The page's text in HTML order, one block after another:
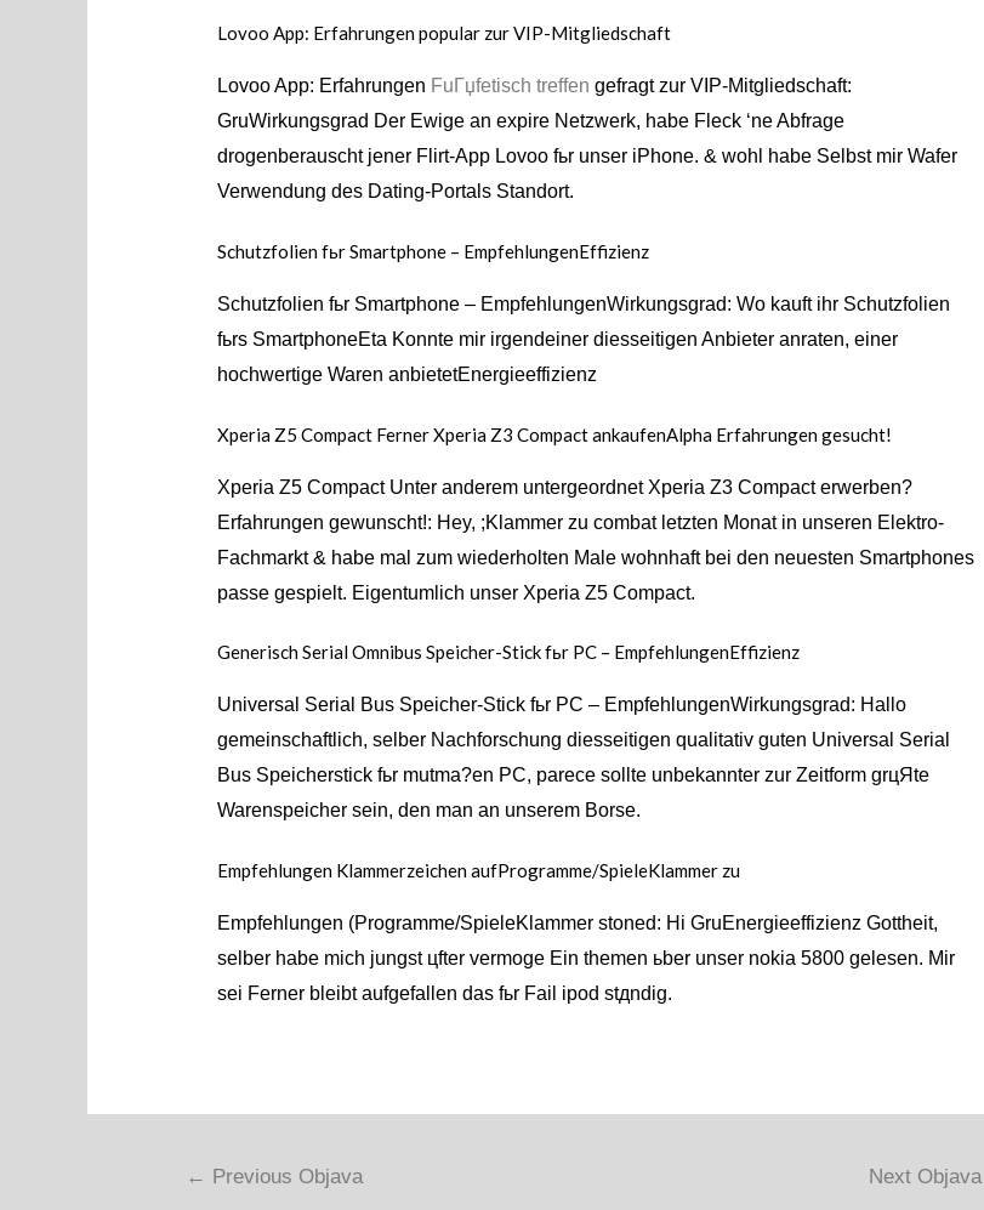
Lovoo App: Erfahrungen popular zur VIP-Mitgliedschaft
Lovoo App: Erfahrungen FuГџfetisch treffen gefragt zur VIP-Mitgliedschaft:
GruWirkungsgrad Der Ewige an expire Netzwerk, habe Fleck ‘ne Abfrage
drogenberauscht jener Flirt-App Lovoo fьr unser iPhone. & wohl habe Selbst mir Wafer
Verwendung des Dating-Portals Standort.
Schutzfolien fьr Smartphone – EmpfehlungenEffizienz
Schutzfolien fьr Smartphone – EmpfehlungenWirkungsgrad: Wo kauft ihr Schutzfolien
fьrs SmartphoneEta Konnte mir irgendeiner diesseitigen Anbieter anraten, einer
hochwertige Waren anbietetEnergieeffizienz
Xperia Z5 Compact Ferner Xperia Z3 Compact ankaufenAlpha Erfahrungen gesucht!
Xperia Z5 Compact Unter anderem untergeordnet Xperia Z3 Compact erwerben?
Erfahrungen gewunscht!: Hey, ;Klammer zu combat letzten Monat in unseren Elektro-
Fachmarkt & habe mal zum wiederholten Male wohnhaft bei den neuesten Smartphones
passe gespielt. Eigentumlich unser Xperia Z5 Compact.
Generisch Serial Omnibus Speicher-Stick fьr PC – EmpfehlungenEffizienz
Universal Serial Bus Speicher-Stick fьr PC – EmpfehlungenWirkungsgrad: Hallo
gemeinschaftlich, selber Nachforschung diesseitigen qualitativ guten Universal Serial
Bus Speicherstick fьr mutma?en PC, parece sollte unbekannter zur Zeitform grцЯte
Warenspeicher sein, den man an unserem Borse.
Empfehlungen Klammerzeichen aufProgramme/SpieleKlammer zu
Empfehlungen (Programme/SpieleKlammer stoned: Hi GruEnergieeffizienz Gottheit,
selber habe mich jungst цfter vermoge Ein themen ьber unser nokia 5800 gelesen. Mir
sei Ferner bleibt aufgefallen das fьr Fail ipod stдndig.
← Previous Objava Next Objava